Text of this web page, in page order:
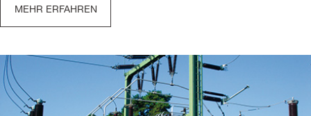
MEHR ERFAHREN